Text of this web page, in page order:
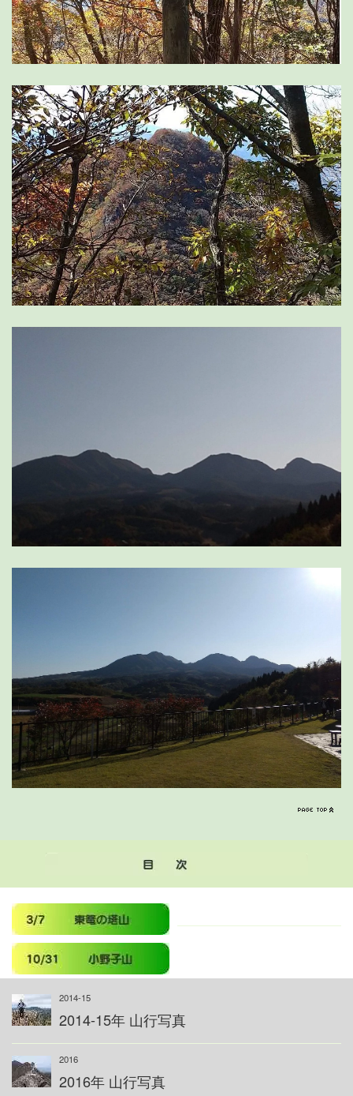
2014-15
2014-15年 山行写真
2016
2016年 山行写真